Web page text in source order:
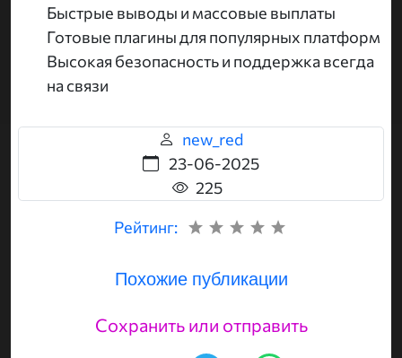
Быстрые выводы и массовые выплаты
Готовые плагины для популярных платформ
Высокая безопасность и поддержка всегда
на связи
new_red
23-06-2025
225
Рейтинг:
Похожие публикации
Сохранить или отправить